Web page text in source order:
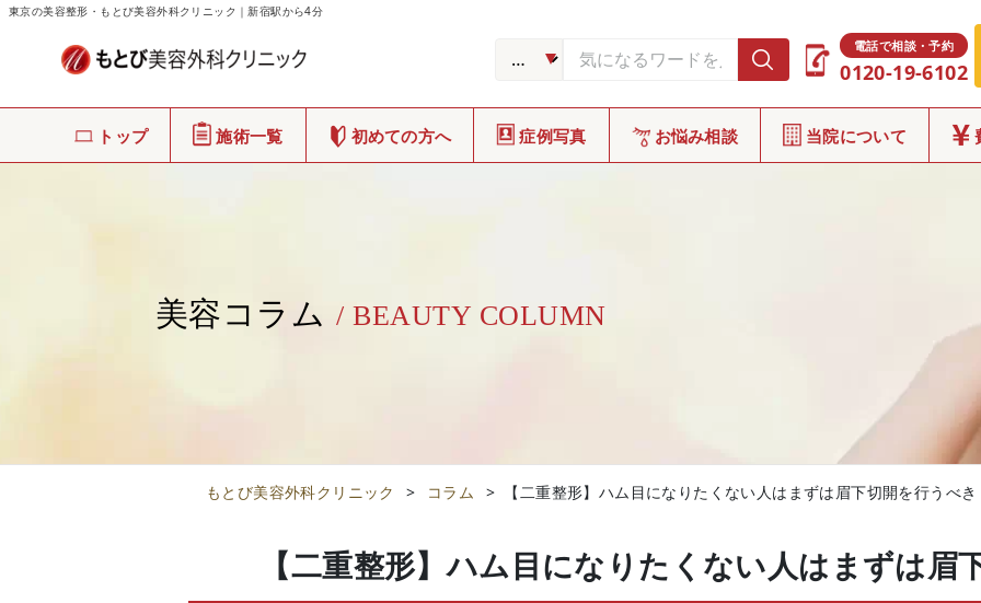
東京の美容整形・もとび美容外科クリニック｜新宿駅から4分
電話で相談・予約
0120-19-6102
トップ 施術一覧 初めての方へ 症例写真 お悩み相談 当院について
美容コラム / BEAUTY COLUMN
もとび美容外科クリニック > コラム > 【二重整形】ハム目になりたくない人はまずは眉下切開を行うべき
【二重整形】ハム目になりたくない人はまずは眉